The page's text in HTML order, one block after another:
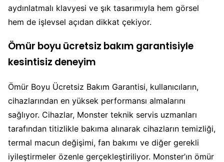
aydınlatmalı klavyesi ve şık tasarımıyla hem görsel
hem de işlevsel açıdan dikkat çekiyor.
Ömür boyu ücretsiz bakım garantisiyle
kesintisiz deneyim
Ömür Boyu Ücretsiz Bakım Garantisi, kullanıcıların,
cihazlarından en yüksek performansı almalarını
sağlıyor. Cihazlar, Monster teknik servis uzmanları
tarafından titizlikle bakıma alınarak cihazların temizliği,
termal macun değişimi, fan bakımı ve diğer gerekli
iyileştirmeler özenle gerçekleştiriliyor. Monster’ın ömür